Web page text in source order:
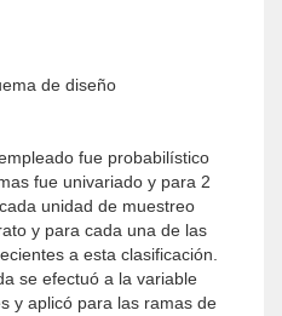
de diseño
fue probabilístico
fue univariado y para 2
unidad de muestreo
y para cada una de las
a esta clasificación.
se efectuó a la variable
y aplicó para las ramas de